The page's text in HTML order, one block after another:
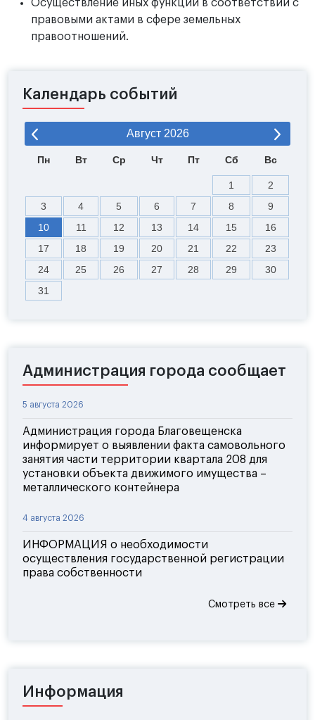
Осуществление иных функции в соответствии с
правовыми актами в сфере земельных
правоотношений.
Календарь событий
Август 2026
Пн Вт Ср Чт Пт Сб Вс
1
2
3
4 5 6 7 8
9
10
11 12 13 14 15
16
17
18 19 20 21 22
23
24
25 26 27 28 29
30
31
Администрация города сообщает
5 августа 2026
Администрация города Благовещенска
информирует о выявлении факта самовольного
занятия части территории квартала 208 для
установки объекта движимого имущества –
металлического контейнера
4 августа 2026
ИНФОРМАЦИЯ о необходимости
осуществления государственной регистрации
права собственности
Смотреть все
Информация